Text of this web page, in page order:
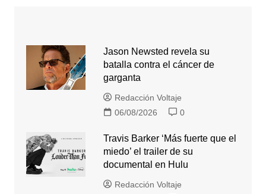
Jason Newsted revela su
batalla contra el cáncer de
garganta
Redacción Voltaje
06/08/2026
0
Travis Barker ‘Más fuerte que el
miedo’ el trailer de su
documental en Hulu
Redacción Voltaje